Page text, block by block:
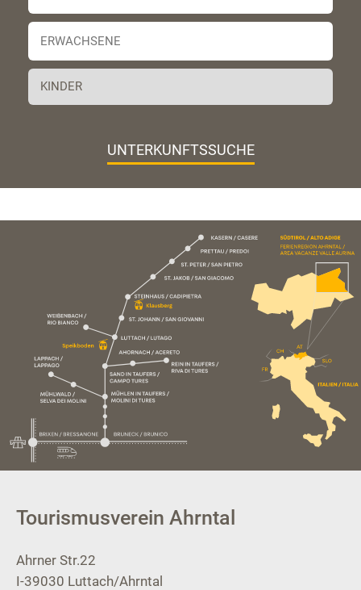
UNTERKUNFTSSUCHE
Tourismusverein Ahrntal
Ahrner Str.22
I-39030 Luttach/Ahrntal